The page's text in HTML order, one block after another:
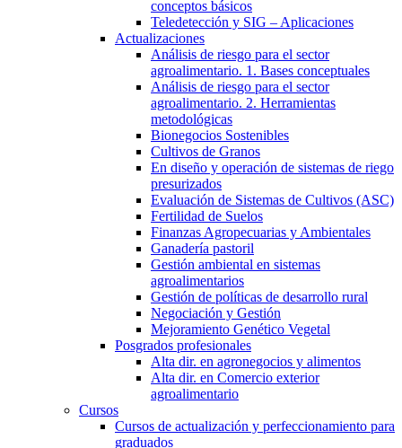
conceptos básicos
Teledetección y SIG – Aplicaciones
Actualizaciones
Análisis de riesgo para el sector
agroalimentario. 1. Bases conceptuales
Análisis de riesgo para el sector
agroalimentario. 2. Herramientas
metodológicas
Bionegocios Sostenibles
Cultivos de Granos
En diseño y operación de sistemas de riego
presurizados
Evaluación de Sistemas de Cultivos (ASC)
Fertilidad de Suelos
Finanzas Agropecuarias y Ambientales
Ganadería pastoril
Gestión ambiental en sistemas
agroalimentarios
Gestión de políticas de desarrollo rural
Negociación y Gestión
Mejoramiento Genético Vegetal
Posgrados profesionales
Alta dir. en agronegocios y alimentos
Alta dir. en Comercio exterior
agroalimentario
Cursos
Cursos de actualización y perfeccionamiento para
graduados